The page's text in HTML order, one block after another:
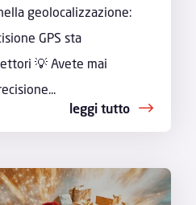
geolocalizzazione:
GPS sta
💡 Avete mai
leggi tutto